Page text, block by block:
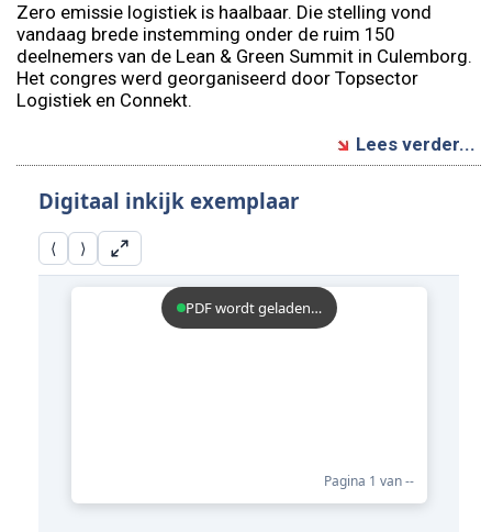
Zero emissie logistiek is haalbaar. Die stelling vond
vandaag brede instemming onder de ruim 150
deelnemers van de Lean & Green Summit in Culemborg.
Het congres werd georganiseerd door Topsector
Logistiek en Connekt.
Lees verder...